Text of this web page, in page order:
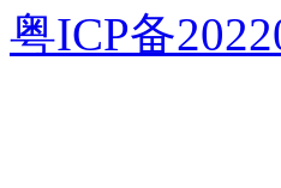
粤ICP备